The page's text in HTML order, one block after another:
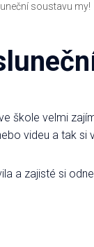
soustavu my!
škole velmi
videu a tak si
a zajisté si